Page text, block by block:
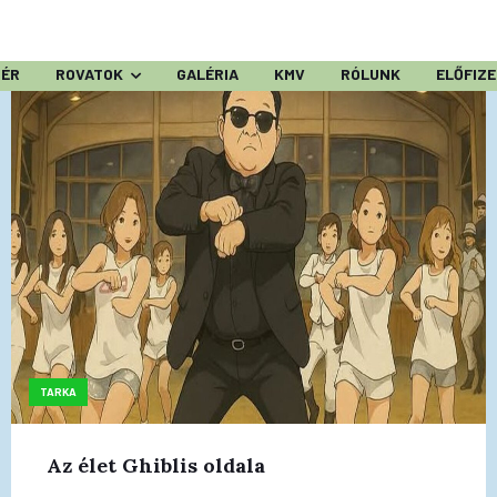
ROVATOK GALÉRIA KMV RÓLUNK
TARKA
Az élet Ghiblis oldala